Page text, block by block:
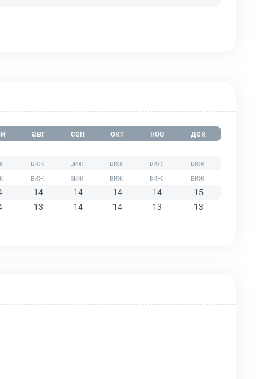
авг сеп окт ное дек
14 14 14 14
15
13 14 14 13 13